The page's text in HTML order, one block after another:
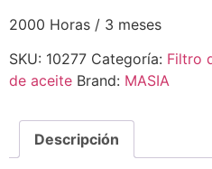
2000 Horas / 3 meses
SKU: 10277 Categoría: Filtro
de aceite Brand: MASIA
Descripción